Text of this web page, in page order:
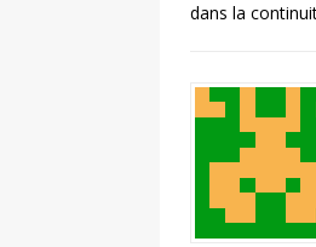
dans la